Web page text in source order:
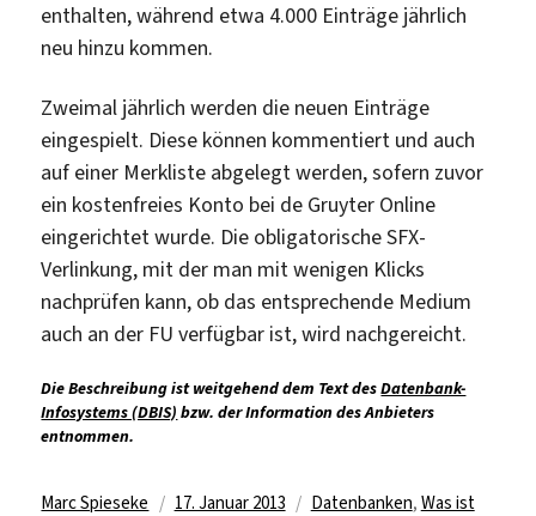
enthalten, während etwa 4.000 Einträge jährlich
neu hinzu kommen.
Zweimal jährlich werden die neuen Einträge
eingespielt. Diese können kommentiert und auch
auf einer Merkliste abgelegt werden, sofern zuvor
ein kostenfreies Konto bei de Gruyter Online
eingerichtet wurde. Die obligatorische SFX-
Verlinkung, mit der man mit wenigen Klicks
nachprüfen kann, ob das entsprechende Medium
auch an der FU verfügbar ist, wird nachgereicht.
Die Beschreibung ist weitgehend dem Text desDatenbank-
Infosystems (DBIS) bzw. der Information des Anbieters
entnommen.
Autor
Marc Spieseke
Veröffentlicht
17. Januar 2013 Kategorien
Datenbanken, Was ist